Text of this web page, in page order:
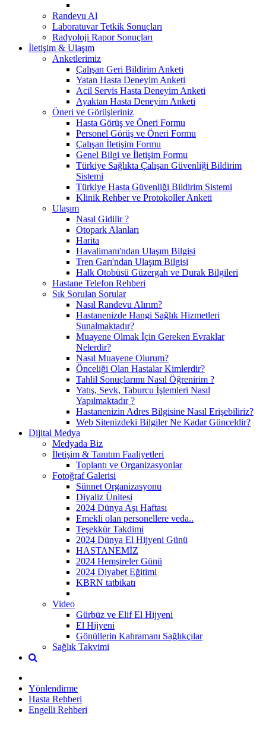
Randevu Al
Laboratuvar Tetkik Sonuçları
Radyoloji Rapor Sonuçları
İletişim & Ulaşım
Anketlerimiz
Çalışan Geri Bildirim Anketi
Yatan Hasta Deneyim Anketi
Acil Servis Hasta Deneyim Anketi
Ayaktan Hasta Deneyim Anketi
Öneri ve Görüşleriniz
Hasta Görüş ve Öneri Formu
Personel Görüş ve Öneri Formu
Çalışan İletişim Formu
Genel Bilgi ve İletişim Formu
Türkiye Sağlıkta Çalışan Güvenliği Bildirim
Sistemi
Türkiye Hasta Güvenliği Bildirim Sistemi
Klinik Rehber ve Protokoller Anketi
Ulaşım
Nasıl Gidilir ?
Otopark Alanları
Harita
Havalimanı'ndan Ulaşım Bilgisi
Tren Garı'ndan Ulaşım Bilgisi
Halk Otobüsü Güzergah ve Durak Bilgileri
Hastane Telefon Rehberi
Sık Sorulan Sorular
Nasıl Randevu Alırım?
Hastanenizde Hangi Sağlık Hizmetleri
Sunalmaktadır?
Muayene Olmak İçin Gereken Evraklar
Nelerdir?
Nasıl Muayene Olurum?
Önceliği Olan Hastalar Kimlerdir?
Tahlil Sonuçlarımı Nasıl Öğrenirim ?
Yatış, Sevk, Taburcu İşlemleri Nasıl
Yapılmaktadır ?
Hastanenizin Adres Bilgisine Nasıl Erişebiliriz?
Web Sitenizdeki Bilgiler Ne Kadar Günceldir?
Dijital Medya
Medyada Biz
İletişim & Tanıtım Faaliyetleri
Toplantı ve Organizasyonlar
Fotoğraf Galerisi
Sünnet Organizasyonu
Diyaliz Ünitesi
2024 Dünya Aşı Haftası
Emekli olan personellere veda..
Teşekkür Takdimi
2024 Dünya El Hijyeni Günü
HASTANEMİZ
2024 Hemşireler Günü
2024 Diyabet Eğitimi
KBRN tatbikatı
Video
Gürbüz ve Elif El Hijyeni
El Hijyeni
Gönüllerin Kahramanı Sağlıkçılar
Sağlık Takvimi
Yönlendirme
Hasta Rehberi
Engelli Rehberi